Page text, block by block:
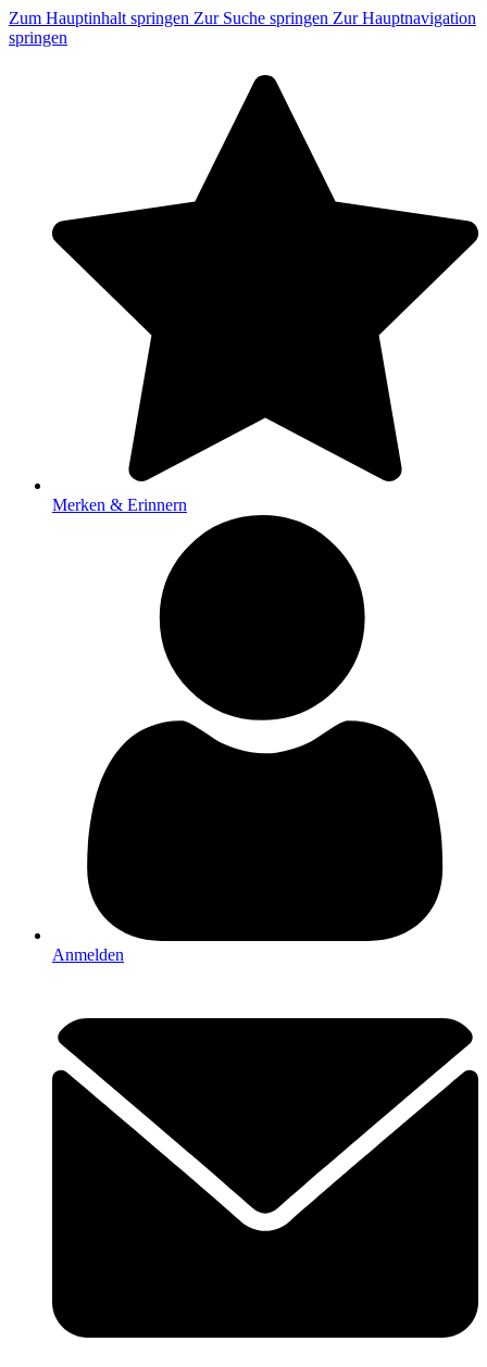
Zum Hauptinhalt springen Zur Suche springen Zur Hauptnavigation
springen
Merken & Erinnern
Anmelden